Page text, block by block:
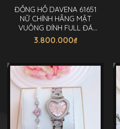
ĐỒNG HỒ DAVENA 61651
NỮ CHÍNH HÃNG MẶT
VUÔNG ĐÍNH FULL ĐÁ
SWAROVSKI 37MM
3.800.000₫